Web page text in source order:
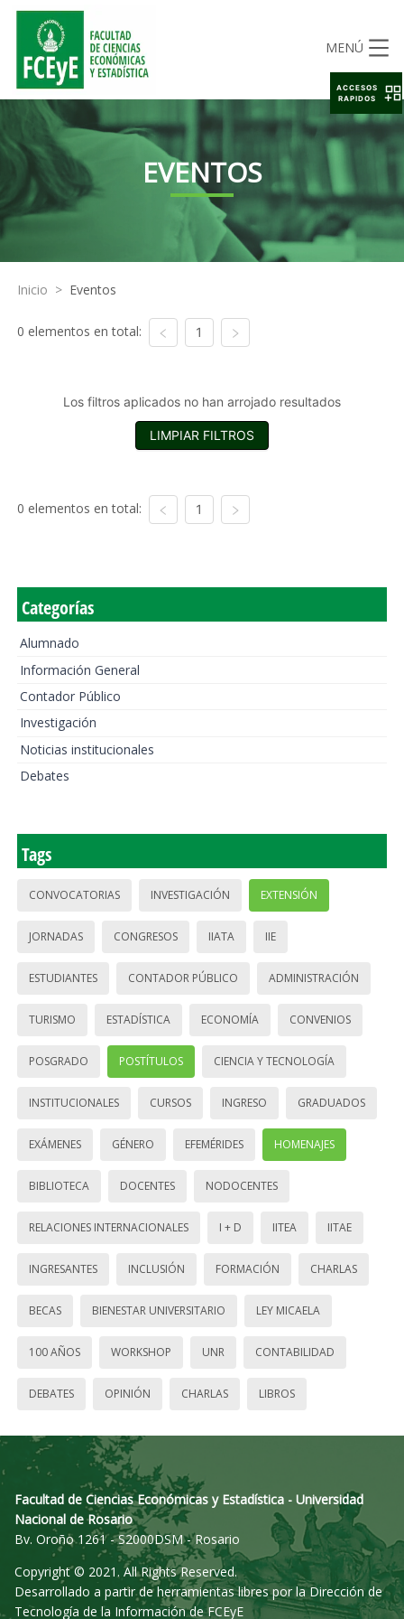
MENÚ
EVENTOS
Inicio > Eventos
0 elementos en total: 1
Los filtros aplicados no han arrojado resultados
LIMPIAR FILTROS
0 elementos en total: 1
Categorías
Alumnado
Información General
Contador Público
Investigación
Noticias institucionales
Debates
Tags
CONVOCATORIAS INVESTIGACIÓN EXTENSIÓN
JORNADAS CONGRESOS IIATA IIE
ESTUDIANTES CONTADOR PÚBLICO ADMINISTRACIÓN
TURISMO ESTADÍSTICA ECONOMÍA CONVENIOS
POSGRADO POSTÍTULOS CIENCIA Y TECNOLOGÍA
INSTITUCIONALES CURSOS INGRESO GRADUADOS
EXÁMENES GÉNERO EFEMÉRIDES HOMENAJES
BIBLIOTECA DOCENTES NODOCENTES
RELACIONES INTERNACIONALES I + D IITEA IITAE
INGRESANTES INCLUSIÓN FORMACIÓN CHARLAS
BECAS BIENESTAR UNIVERSITARIO LEY MICAELA
100 AÑOS WORKSHOP UNR CONTABILIDAD
DEBATES OPINIÓN CHARLAS LIBROS
Facultad de Ciencias Económicas y Estadística - Universidad
Nacional de Rosario
Bv. Oroño 1261 - S2000DSM - Rosario
Copyright © 2021. All Rights Reserved.
Desarrollado a partir de herramientas libres por la Dirección de
Tecnología de la Información de FCEyE
ACCESOS
RAPIDOS